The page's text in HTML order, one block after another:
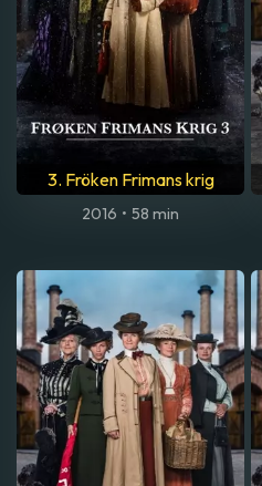
3. Fröken Frimans krig
2016 • 58 min